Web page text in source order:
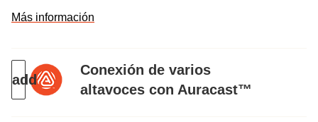
hasta un pícnic junto al mar.
Más información
Conexión de varios
altavoces con Auracast™